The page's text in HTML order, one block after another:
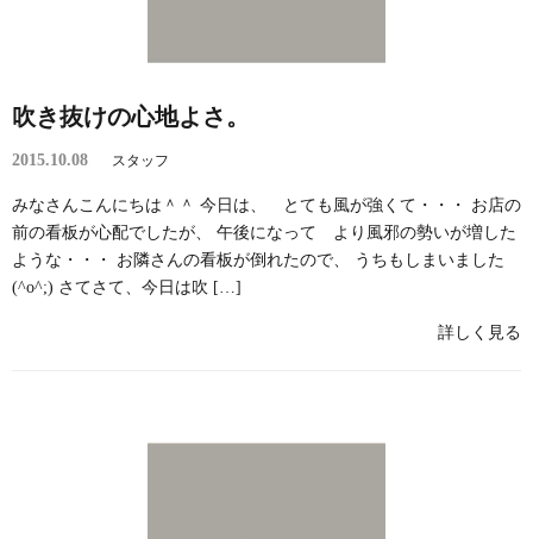
吹き抜けの心地よさ。
2015.10.08 スタッフ
みなさんこんにちは＾＾ 今日は、 とても風が強くて・・・ お店の
前の看板が心配でしたが、 午後になって より風邪の勢いが増した
ような・・・ お隣さんの看板が倒れたので、 うちもしまいました
(^o^;) さてさて、今日は吹 […]
詳しく見る